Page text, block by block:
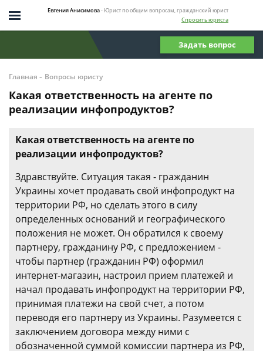
Евгения Анисимова- Юрист по общим вопросам, гражданский юрист
Спросить юриста
Задать вопрос
Главная - Вопросы юристу
Какая ответственность на агенте по
реализации инфопродуктов?
Какая ответственность на агенте по
реализации инфопродуктов?
Здравствуйте. Ситуация такая - гражданин
Украины хочет продавать свой инфопродукт на
территории РФ, но сделать этого в силу
определенных оснований и географического
положения не может. Он обратился к своему
партнеру, гражданину РФ, с предложением -
чтобы партнер (гражданин РФ) оформил
интернет-магазин, настроил прием платежей и
начал продавать инфопродукт на территории РФ,
принимая платежи на свой счет, а потом
переводя его партнеру из Украины. Разумеется с
заключением договора между ними с
обозначенной суммой комиссии партнера из РФ,